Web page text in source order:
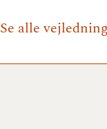
Se alle